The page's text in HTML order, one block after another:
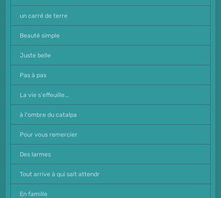
un carré de terre
Beauté simple
Juste belle
Pas à pas
La vie s'effeuille...
à l'ombre du catalpa
Pour vous remercier
Des larmes
Tout arrive à qui sait attendr
En famille